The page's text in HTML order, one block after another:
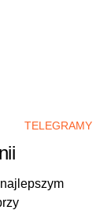
TELEGRAMY